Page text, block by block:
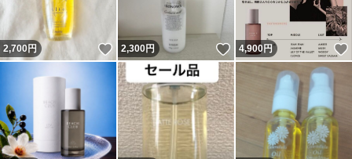
2,700円 いいね！
2,300円 いいね！
4,900円